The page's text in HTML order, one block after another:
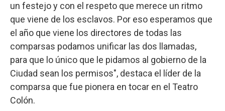
un festejo y con el respeto que merece un ritmo
que viene de los esclavos. Por eso esperamos que
el año que viene los directores de todas las
comparsas podamos unificar las dos llamadas,
para que lo único que le pidamos al gobierno de la
Ciudad sean los permisos", destaca el líder de la
comparsa que fue pionera en tocar en el Teatro
Colón.